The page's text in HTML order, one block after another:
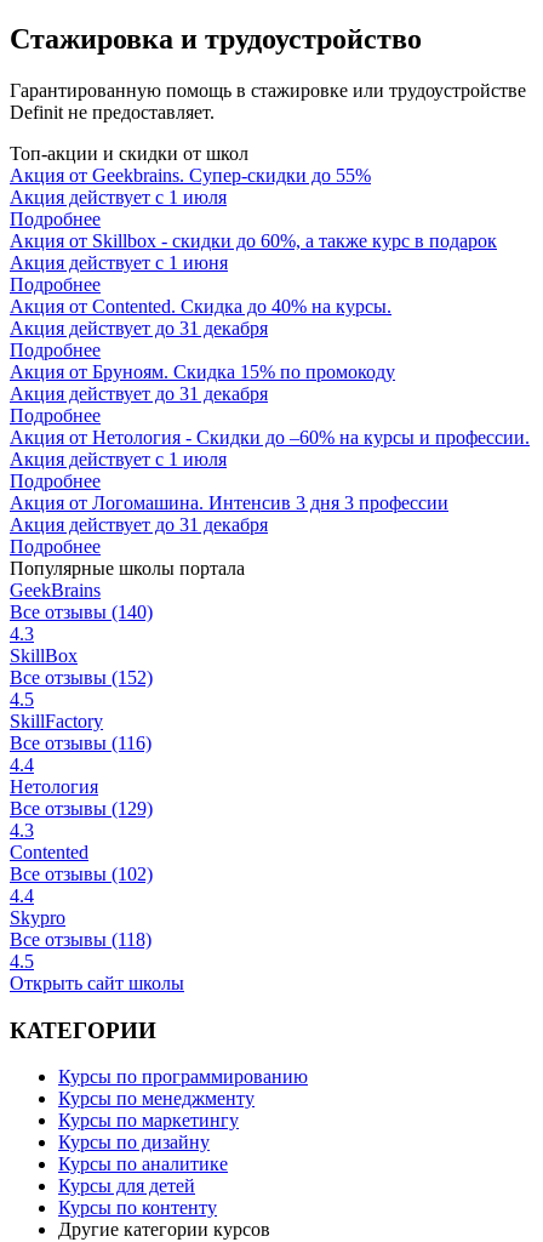
Стажировка и трудоустройство
Гарантированную помощь в стажировке или трудоустройстве
Definit не предоставляет.
Топ-акции и скидки от школ
Акция от Geekbrains. Супер-скидки до 55%
Акция действует с 1 июля
Подробнее
Акция от Skillbox - скидки до 60%, а также курс в подарок
Акция действует c 1 июня
Подробнее
Акция от Contented. Скидка до 40% на курсы.
Акция действует до 31 декабря
Подробнее
Акция от Бруноям. Скидка 15% по промокоду
Акция действует до 31 декабря
Подробнее
Акция от Нетология - Скидки до –60% на курсы и профессии.
Акция действует с 1 июля
Подробнее
Акция от Логомашина. Интенсив 3 дня 3 профессии
Акция действует до 31 декабря
Подробнее
Популярные школы портала
GeekBrains
Все отзывы (140)
4.3
SkillBox
Все отзывы (152)
4.5
SkillFactory
Все отзывы (116)
4.4
Нетология
Все отзывы (129)
4.3
Contented
Все отзывы (102)
4.4
Skypro
Все отзывы (118)
4.5
Открыть сайт школы
КАТЕГОРИИ
Курсы по программированию
Курсы по менеджменту
Курсы по маркетингу
Курсы по дизайну
Курсы по аналитике
Курсы для детей
Курсы по контенту
Другие категории курсов